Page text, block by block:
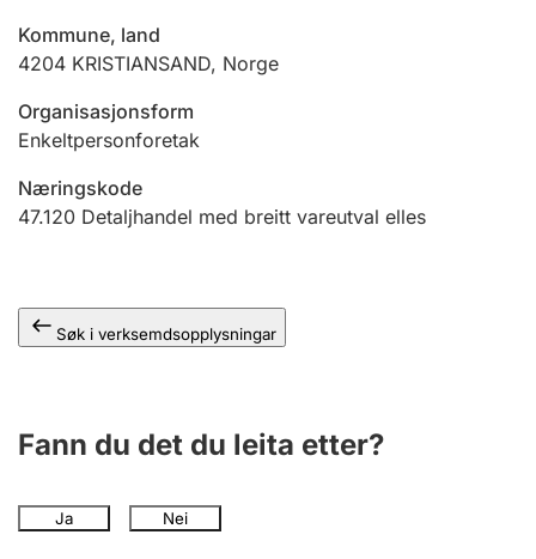
Ektepaktrettleiaren
Andre tema
Kommune, land
4204 KRISTIANSAND, Norge
Organisasjonsform
Enkeltpersonforetak
Næringskode
47.120 Detaljhandel med breitt vareutval elles
Søk i verksemdsopplysningar
Fann du det du leita etter?
Ja Nei